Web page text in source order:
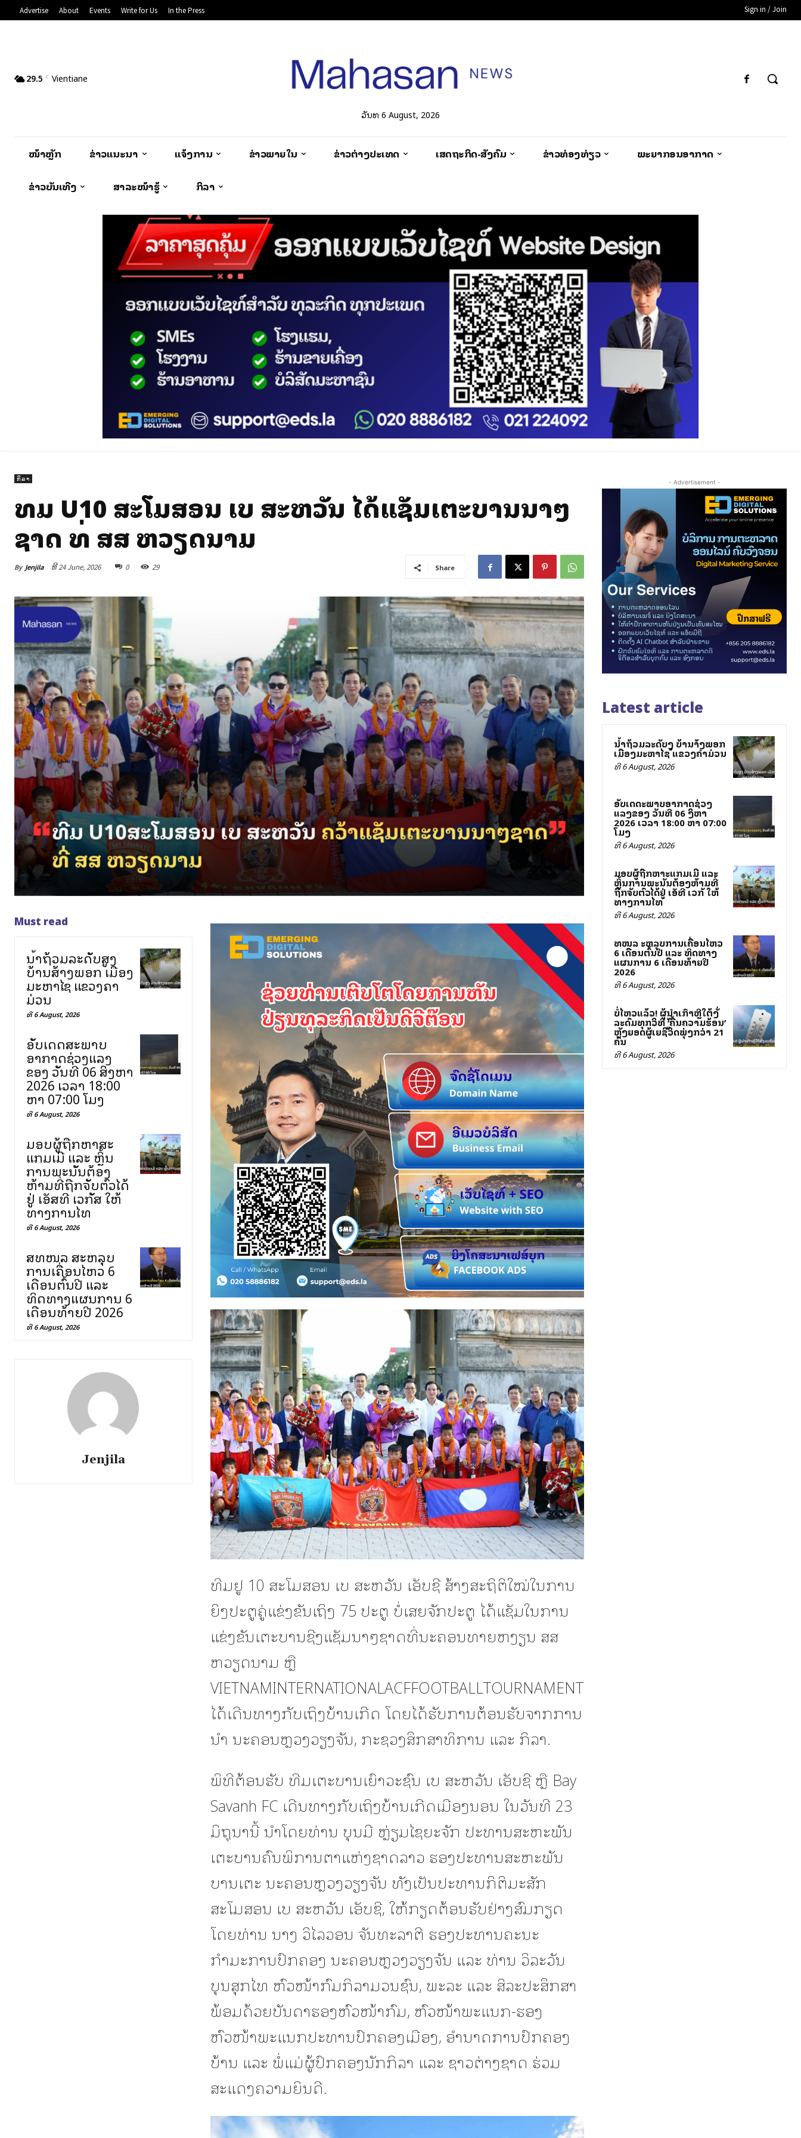
Advertise About Events Write for Us In the Press Sign in / Join
29.5 C Vientiane
ວັນທີ 6 August, 2026
ໜ້າຫຼັກ ຂ່າວແນະນຳ ແຈ້ງການ ຂ່າວພາຍໃນ ຂ່າວຕ່າງປະເທດ ເສດຖະກິດ-ສັງຄົມ ຂ່າວທ່ອງທ່ຽວ ພະຍາກອນອາກາດ
ຂ່າວບັນເທີງ ສາລະໜ້າຮູ້ ກິລາ
ກິລາ
ທີມ U10 ສະໂມສອນ ເບ ສະຫວັນ ໄດ້ແຊັມເຕະບານນາໆ
ຊາດ ທີ່ ສສ ຫວຽດນາມ
By Jenjila ທີ 24 June, 2026 0 29 Share
Must read
ນ້ຳຖ້ວມລະດັບສູງ
ບ້ານສ້າງພອກ ເມືອງ
ມະຫາໄຊ ແຂວງຄຳ
ມ່ວນ
ທີ 6 August, 2026
ອັບເດດສະພາບ
ອາກາດຊ່ວງແລງ
ຂອງ ວັນທີ 06 ສິງຫາ
2026 ເວລາ 18:00
ຫາ 07:00 ໂມງ
ທີ 6 August, 2026
ມອບຜູ້ຖືກຫາສະ
ແກມເມີ ແລະ ຫຼິ້ນ
ການພະນັນຕ້ອງ
ຫ້າມທີ່ຖືກຈັບຕົວໄດ້
ຢູ່ ເອັສທີ ເວກັສ ໃຫ້
ທາງການໄທ
ທີ 6 August, 2026
ສທໜລ ສະຫລຸບ
ການເຄື່ອນໄຫວ 6
ເດືອນຕົ້ນປີ ແລະ
ທິດທາງແຜນການ 6
ເດືອນທ້າຍປີ 2026
ທີ 6 August, 2026
Jenjila
ທີມຢູ 10 ສະໂມສອນ ເບ ສະຫວັນ ເອັບຊີ ສ້າງສະຖິຕິໃໝ່ໃນການ
ຍິງປະຕູຄູ່ແຂ່ງຂັນເຖິງ 75 ປະຕູ ບໍ່ເສຍຈັກປະຕູ ໄດ້ແຊັມໃນການ
ແຂ່ງຂັນເຕະບານຊີງແຊັມນາໆຊາດທີ່ນະຄອນທາຍຫງຽນ ສສ
ຫວຽດນາມ ຫຼື
VIETNAMINTERNATIONALACFFOOTBALLTOURNAMENT
ໄດ້ເດີນທາງກັບເຖິງບ້ານເກີດ ໂດຍໄດ້ຮັບການຕ້ອນຮັບຈາກການ
ນຳ ນະຄອນຫຼວງວຽງຈັນ, ກະຊວງສຶກສາທິການ ແລະ ກິລາ.
ພິທີຕ້ອນຮັບ ທີມເຕະບານເຍົາວະຊົນ ເບ ສະຫວັນ ເອັບຊີ ຫຼື Bay
Savanh FC ເດີນທາງກັບເຖິງບ້ານເກີດເມືອງນອນ ໃນວັນທີ 23
ມິຖຸນານີ້ ນຳໂດຍທ່ານ ບຸນມີ ຫຼ່ຽມໄຊຍະຈັກ ປະທານສະຫະພັນ
ເຕະບານຄົນພິການຕາແຫ່ງຊາດລາວ ຮອງປະທານສະຫະພັນ
ບານເຕະ ນະຄອນຫຼວງວຽງຈັນ ທັງເປັນປະທານກິຕິມະສັກ
ສະໂມສອນ ເບ ສະຫວັນ ເອັບຊີ, ໃຫ້ກຽດຕ້ອນຮັບຢ່າງສົມກຽດ
ໂດຍທ່ານ ນາງ ວິໄລວອນ ຈັນທະລາຕີ ຮອງປະທານຄະນະ
ກຳມະການປົກຄອງ ນະຄອນຫຼວງວຽງຈັນ ແລະ ທ່ານ ວິລະວັນ
ບຸນສຸກໄທ ຫົວໜ້າກົມກິລາມວນຊົນ, ພະລະ ແລະ ສິລະປະສຶກສາ
ພ້ອມດ້ວຍບັນດາຮອງຫົວໜ້າກົມ, ຫົວໜ້າພະແນກ-ຮອງ
ຫົວໜ້າພະແນກປະທານປົກຄອງເມືອງ, ອຳນາດການປົກຄອງ
ບ້ານ ແລະ ພໍ່ແມ່ຜູ້ປົກຄອງນັກກິລາ ແລະ ຊາວຕ່າງຊາດ ຮ່ວມ
ສະແດງຄວາມຍິນດີ.
- Advertisement -
Latest article
ນ້ຳຖ້ວມລະດັບສູງ ບ້ານສ້າງພອກ
ເມືອງມະຫາໄຊ ແຂວງຄຳມ່ວນ
ທີ 6 August, 2026
ອັບເດດສະພາບອາກາດຊ່ວງ
ແລງຂອງ ວັນທີ 06 ສິງຫາ
2026 ເວລາ 18:00 ຫາ 07:00
ໂມງ
ທີ 6 August, 2026
ມອບຜູ້ຖືກຫາສະແກມເມີ ແລະ
ຫຼິ້ນການພະນັນຕ້ອງຫ້າມທີ່
ຖືກຈັບຕົວໄດ້ຢູ່ ເອັສທີ ເວກັສ ໃຫ້
ທາງການໄທ
ທີ 6 August, 2026
ສທໜລ ສະຫລຸບການເຄື່ອນໄຫວ
6 ເດືອນຕົ້ນປີ ແລະ ທິດທາງ
ແຜນການ 6 ເດືອນທ້າຍປີ
2026
ທີ 6 August, 2026
ບໍ່ໄຫວແລ້ວ! ຜູ້ນຳເກົາຫຼີໃຕ້ສັ່ງ
ລະດົມທຸກວິທີສູ້ ‘ຄື້ນຄວາມຮ້ອນ’
ຫຼັງຍອດຜູ້ເສຍຊີວິດພຸ່ງກວ່າ 21
ຄົນ
ທີ 6 August, 2026